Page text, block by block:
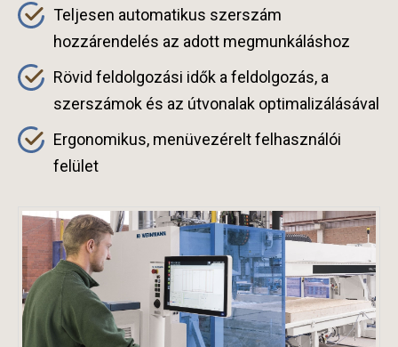
Teljesen automatikus szerszám
hozzárendelés az adott megmunkáláshoz
Rövid feldolgozási idők a feldolgozás, a
szerszámok és az útvonalak optimalizálásával
Ergonomikus, menüvezérelt felhasználói
felület